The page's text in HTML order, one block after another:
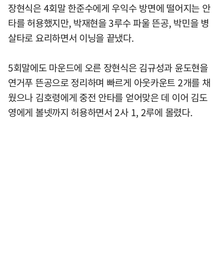
장현식은 4회말 한준수에게 우익수 방면에 떨어지는 안
타를 허용했지만, 박재현을 3루수 파울 뜬공, 박민을 병
살타로 요리하면서 이닝을 끝냈다.
5회말에도 마운드에 오른 장현식은 김규성과 윤도현을
연거푸 뜬공으로 정리하며 빠르게 아웃카운트 2개를 채
웠으나 김호령에게 중전 안타를 얻어맞은 데 이어 김도
영에게 볼넷까지 허용하면서 2사 1, 2루에 몰렸다.